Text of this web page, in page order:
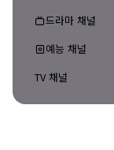
드라마 채널
예능 채널
TV 채널